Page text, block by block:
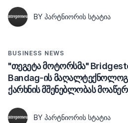
BY ᲞᲐᲠᲢᲜᲘᲝᲠᲘᲡ ᲡᲢᲐᲢᲘᲐ
BUSINESS NEWS
"თეგეტა მოტორსმა"
Bandag-ის
ქარხნის მშენებლობას
BY ᲞᲐᲠᲢᲜᲘᲝᲠᲘᲡ ᲡᲢᲐᲢᲘᲐ